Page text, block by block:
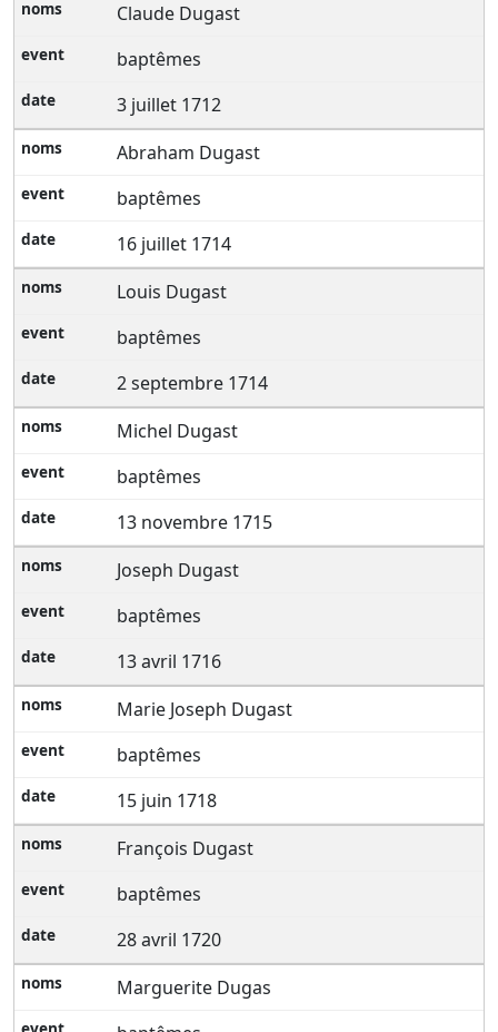
Claude Dugast
baptêmes
3 juillet 1712
Abraham Dugast
baptêmes
16 juillet 1714
Louis Dugast
baptêmes
2 septembre 1714
Michel Dugast
baptêmes
13 novembre 1715
Joseph Dugast
baptêmes
13 avril 1716
Marie Joseph Dugast
baptêmes
15 juin 1718
François Dugast
baptêmes
28 avril 1720
Marguerite Dugas